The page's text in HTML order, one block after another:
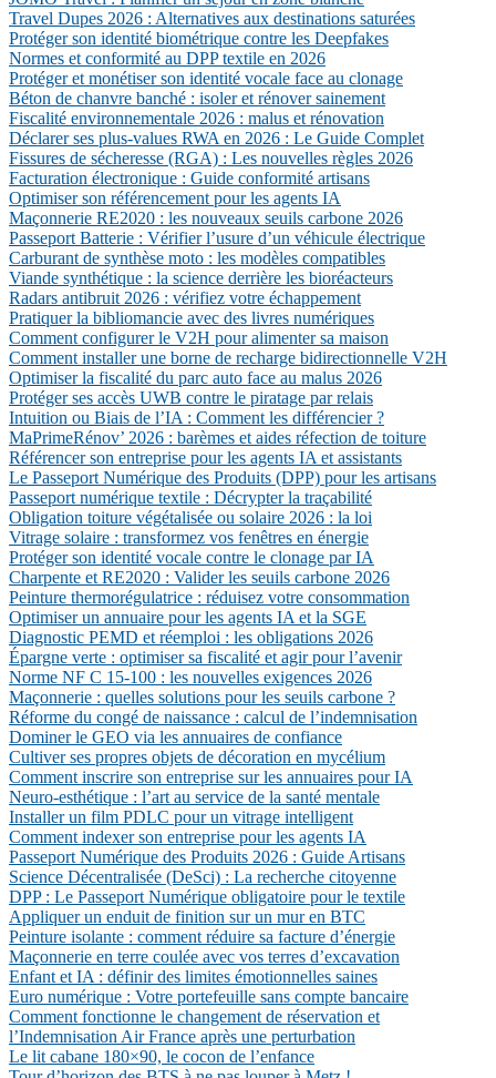
Travel Dupes 2026 : Alternatives aux destinations saturées
Protéger son identité biométrique contre les Deepfakes
Normes et conformité au DPP textile en 2026
Protéger et monétiser son identité vocale face au clonage
Béton de chanvre banché : isoler et rénover sainement
Fiscalité environnementale 2026 : malus et rénovation
Déclarer ses plus-values RWA en 2026 : Le Guide Complet
Fissures de sécheresse (RGA) : Les nouvelles règles 2026
Facturation électronique : Guide conformité artisans
Optimiser son référencement pour les agents IA
Maçonnerie RE2020 : les nouveaux seuils carbone 2026
Passeport Batterie : Vérifier l’usure d’un véhicule électrique
Carburant de synthèse moto : les modèles compatibles
Viande synthétique : la science derrière les bioréacteurs
Radars antibruit 2026 : vérifiez votre échappement
Pratiquer la bibliomancie avec des livres numériques
Comment configurer le V2H pour alimenter sa maison
Comment installer une borne de recharge bidirectionnelle V2H
Optimiser la fiscalité du parc auto face au malus 2026
Protéger ses accès UWB contre le piratage par relais
Intuition ou Biais de l’IA : Comment les différencier ?
MaPrimeRénov’ 2026 : barèmes et aides réfection de toiture
Référencer son entreprise pour les agents IA et assistants
Le Passeport Numérique des Produits (DPP) pour les artisans
Passeport numérique textile : Décrypter la traçabilité
Obligation toiture végétalisée ou solaire 2026 : la loi
Vitrage solaire : transformez vos fenêtres en énergie
Protéger son identité vocale contre le clonage par IA
Charpente et RE2020 : Valider les seuils carbone 2026
Peinture thermorégulatrice : réduisez votre consommation
Optimiser un annuaire pour les agents IA et la SGE
Diagnostic PEMD et réemploi : les obligations 2026
Épargne verte : optimiser sa fiscalité et agir pour l’avenir
Norme NF C 15-100 : les nouvelles exigences 2026
Maçonnerie : quelles solutions pour les seuils carbone ?
Réforme du congé de naissance : calcul de l’indemnisation
Dominer le GEO via les annuaires de confiance
Cultiver ses propres objets de décoration en mycélium
Comment inscrire son entreprise sur les annuaires pour IA
Neuro-esthétique : l’art au service de la santé mentale
Installer un film PDLC pour un vitrage intelligent
Comment indexer son entreprise pour les agents IA
Passeport Numérique des Produits 2026 : Guide Artisans
Science Décentralisée (DeSci) : La recherche citoyenne
DPP : Le Passeport Numérique obligatoire pour le textile
Appliquer un enduit de finition sur un mur en BTC
Peinture isolante : comment réduire sa facture d’énergie
Maçonnerie en terre coulée avec vos terres d’excavation
Enfant et IA : définir des limites émotionnelles saines
Euro numérique : Votre portefeuille sans compte bancaire
Comment fonctionne le changement de réservation et
l’Indemnisation Air France après une perturbation
Le lit cabane 180×90, le cocon de l’enfance